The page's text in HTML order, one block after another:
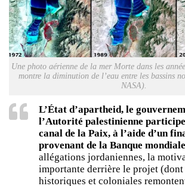
Une photo aérienne de la mer Morte dans les
montre la diminution de l’eau entre les bassins
NASA).
L’État d’apartheid, le
l’Autorité palestinienne
canal de la Paix, à l’aide d’un
provenant de la Banque
allégations jordaniennes, la
importante derrière le projet (dont
historiques et coloniales